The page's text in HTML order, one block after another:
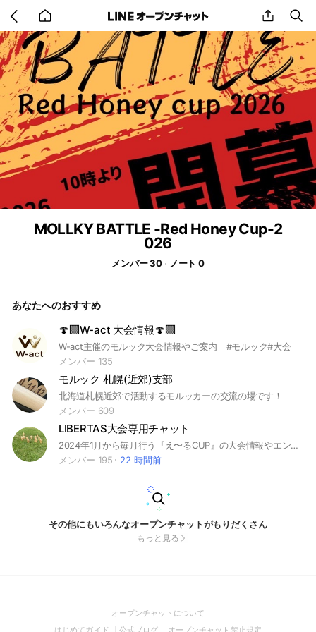
back
to
home
share
MOLLKY BATTLE -Red Honey Cup-2
026
メンバー 30 ノート 0
あなたへのおすすめ
🍄‍🟫W-act 大会情報🍄‍🟫
W-act主催のモルック大会情報やご案内 #モルック#大会
メンバー 135
モルック 札幌(近郊)支部
北海道札幌近郊で活動するモルッカーの交流の場です！
メンバー 609
LIBERTAS大会専用チャット
2024年1月から毎月行う『え〜るCUP』の大会情報やエントリー方法、大会毎のレギュレーションや対戦表などを紹介していきます。#モルック#函館#北海道え〜る倶楽部
メンバー 195
22 時間前
その他にもいろんなオープンチャットがもりだくさん
もっと見る
オープンチャットについて
in
はじめてガイド (Open
公式ブログ (Open
オープンチャット禁止規定(Open